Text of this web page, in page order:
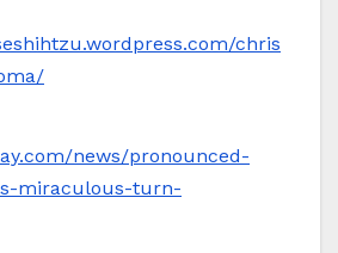
chris
news/pronounced-
miraculous-turn-